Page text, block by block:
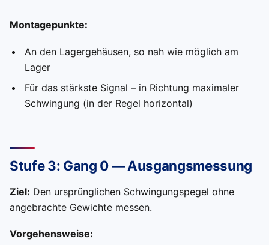
Montagepunkte:
An den Lagergehäusen, so nah wie möglich am
Lager
Für das stärkste Signal – in Richtung maximaler
Schwingung (in der Regel horizontal)
Stufe 3: Gang 0 — Ausgangsmessung
Ziel: Den ursprünglichen Schwingungspegel ohne
angebrachte Gewichte messen.
Vorgehensweise: